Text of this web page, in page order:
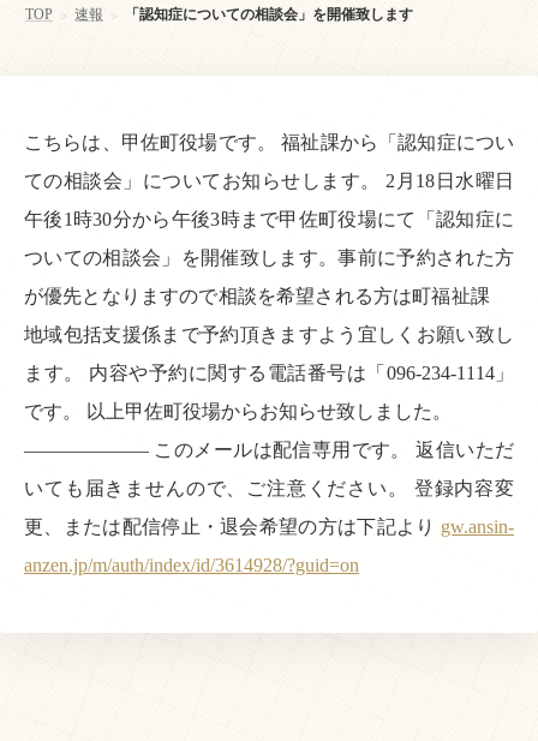
TOP > 速報 > 「認知症についての相談会」を開催致します
こちらは、甲佐町役場です。 福祉課から「認知症につい
ての相談会」についてお知らせします。 2月18日水曜日
午後1時30分から午後3時まで甲佐町役場にて「認知症に
ついての相談会」を開催致します。事前に予約された方
が優先となりますので相談を希望される方は町福祉課
地域包括支援係まで予約頂きますよう宜しくお願い致し
ます。 内容や予約に関する電話番号は「096-234-1114」
です。 以上甲佐町役場からお知らせ致しました。
——————– このメールは配信専用です。 返信いただ
いても届きませんので、ご注意ください。 登録内容変
更、または配信停止・退会希望の方は下記より gw.ansin-
anzen.jp/m/auth/index/id/3614928/?guid=on